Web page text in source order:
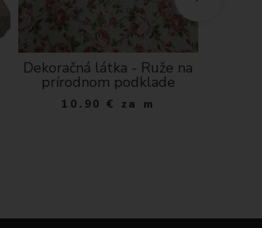
Dekoračná látka - Ruže na
prírodnom podklade
10.90 € za m